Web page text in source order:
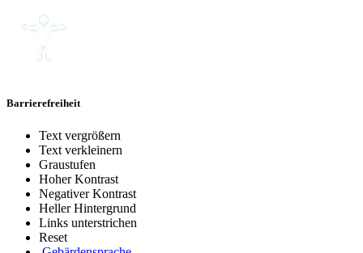
Barrierefreiheit
Text vergrößern
Text verkleinern
Graustufen
Hoher Kontrast
Negativer Kontrast
Heller Hintergrund
Links unterstrichen
Reset